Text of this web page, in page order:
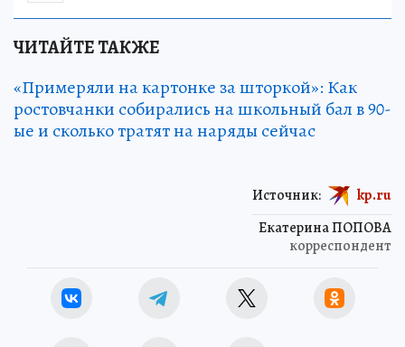
ЧИТАЙТЕ ТАКЖЕ
«Примеряли на картонке за шторкой»: Как
ростовчанки собирались на школьный бал в 90-
ые и сколько тратят на наряды сейчас
Екатерина ПОПОВА
корреспондент
Источник: kp.ru